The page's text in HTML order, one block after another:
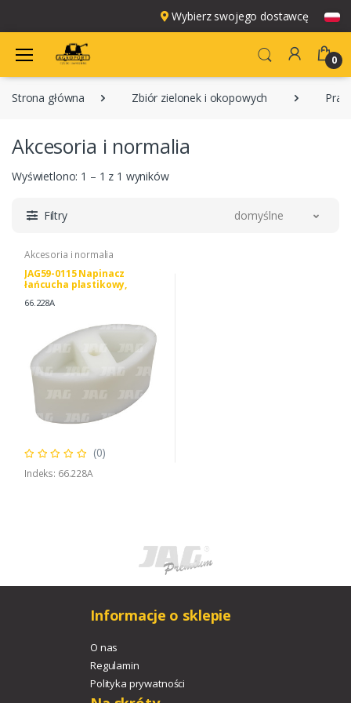
Wybierz swojego dostawcę
0
Strona główna Zbiór zielonek i okopowych
Akcesoria i normalia
Wyświetlono: 1 – 1 z 1 wyników
Filtry domyślne
Akcesoria i normalia
JAG59-0115 Napinacz
łańcucha plastikowy,
1705.25.06.01
66.228A
(0)
Indeks: 66.228A
Informacje o sklepie
O nas
Regulamin
Polityka prywatności